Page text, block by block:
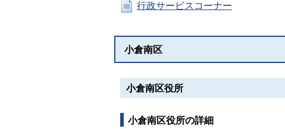
行政サービスコーナー
小倉南区
小倉南区役所
小倉南区役所の詳細